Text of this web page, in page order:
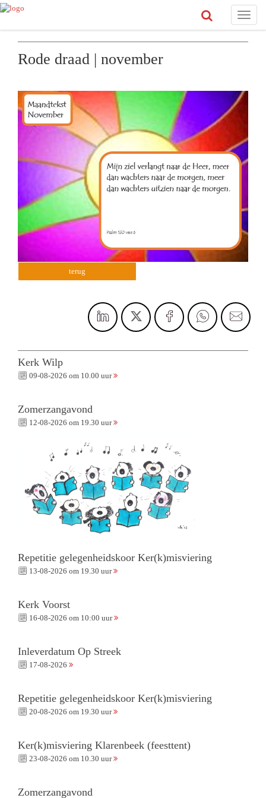
Toggle
Rode draad | november
terug
Kerk Wilp
09-08-2026 om 10.00 uur
Zomerzangavond
12-08-2026 om 19.30 uur
Repetitie gelegenheidskoor Ker(k)misviering
13-08-2026 om 19.30 uur
Kerk Voorst
16-08-2026 om 10:00 uur
Inleverdatum Op Streek
17-08-2026
Repetitie gelegenheidskoor Ker(k)misviering
20-08-2026 om 19.30 uur
Ker(k)misviering Klarenbeek (feesttent)
23-08-2026 om 10.30 uur
Zomerzangavond